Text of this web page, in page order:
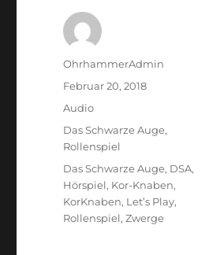
Autor
OhrhammerAdmin
Veröffentlicht
Februar 20, 2018
Format
Audio
Kategorien
Das Schwarze Auge,
Rollenspiel
Schlagwörter
Das Schwarze Auge, DSA,
Hörspiel, Kor-Knaben,
KorKnaben, Let’s Play,
Rollenspiel,Zwerge